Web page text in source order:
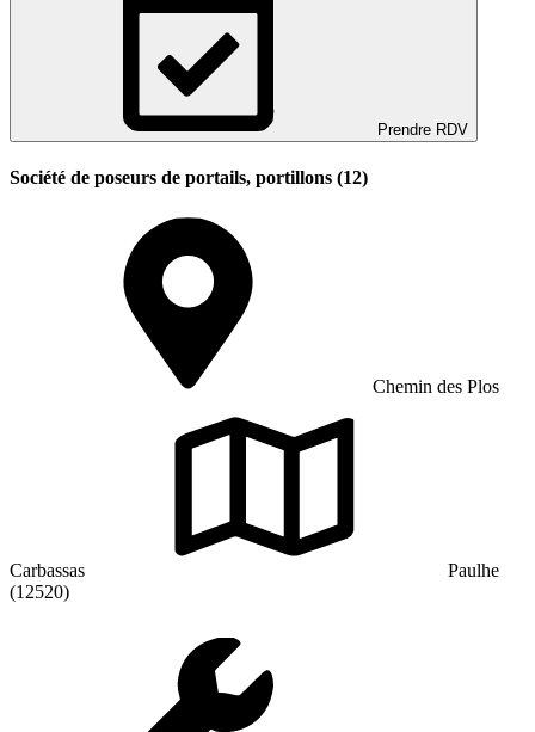
Prendre RDV
Société de poseurs de portails, portillons (12)
Chemin des Plos
Carbassas
Paulhe
(12520)